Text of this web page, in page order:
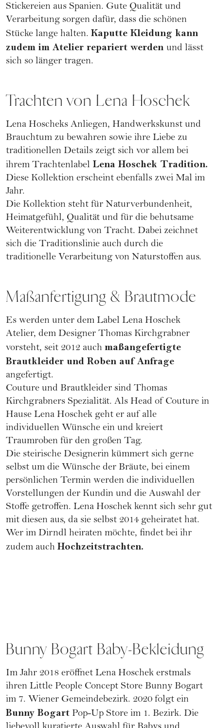
Stickereien aus Spanien. Gute Qualität und
Verarbeitung sorgen dafür, dass die schönen
Stücke lange halten. Kaputte Kleidung kann
zudem im Atelier repariert werden und lässt
sich so länger tragen.
Trachten von Lena Hoschek
Lena Hoscheks Anliegen, Handwerkskunst und
Brauchtum zu bewahren sowie ihre Liebe zu
traditionellen Details zeigt sich vor allem bei
ihrem Trachtenlabel Lena Hoschek Tradition.
Diese Kollektion erscheint ebenfalls zwei Mal im
Jahr.
Die Kollektion steht für Naturverbundenheit,
Heimatgefühl, Qualität und für die behutsame
Weiterentwicklung von Tracht. Dabei zeichnet
sich die Traditionslinie auch durch die
traditionelle Verarbeitung von Naturstoffen aus.
Maßanfertigung & Brautmode
Es werden unter dem Label Lena Hoschek
Atelier, dem Designer Thomas Kirchgrabner
vorsteht, seit 2012 auch maßangefertigte
Brautkleider und Roben auf Anfrage
angefertigt.
Couture und Brautkleider sind Thomas
Kirchgrabners Spezialität. Als Head of Couture in
Hause Lena Hoschek geht er auf alle
individuellen Wünsche ein und kreiert
Traumroben für den großen Tag.
Die steirische Designerin kümmert sich gerne
selbst um die Wünsche der Bräute, bei einem
persönlichen Termin werden die individuellen
Vorstellungen der Kundin und die Auswahl der
Stoffe getroffen. Lena Hoschek kennt sich sehr gut
mit diesen aus, da sie selbst 2014 geheiratet hat.
Wer im Dirndl heiraten möchte, findet bei ihr
zudem auch Hochzeitstrachten.
Bunny Bogart Baby-Bekleidung
Im Jahr 2018 eröffnet Lena Hoschek erstmals
ihren Little People Concept Store Bunny Bogart
im 7. Wiener Gemeindebezirk. 2020 folgt ein
Bunny Bogart Pop-Up Store im 1. Bezirk. Die